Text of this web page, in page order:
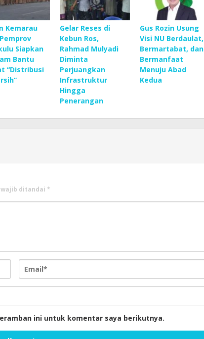
Kemarau
Siapkan
Bantu
“Distribusi
Gelar Reses di
Kebun Ros,
Rahmad Mulyadi
Diminta
Perjuangkan
Infrastruktur
Hingga
Penerangan
Gus Rozin Usung
Visi NU Berdaulat,
Bermartabat, dan
Bermanfaat
Menuju Abad
Kedua
wajib ditandai *
ini untuk komentar saya berikutnya.